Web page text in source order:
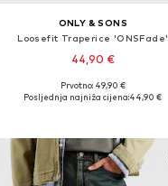
ONLY & SONS
Loosefit Traperice 'ONSFade'
44,90 €
Dostupno u više veličina
Prvotno: 49,90 €
Posljednja najniža cijena:44,90 €